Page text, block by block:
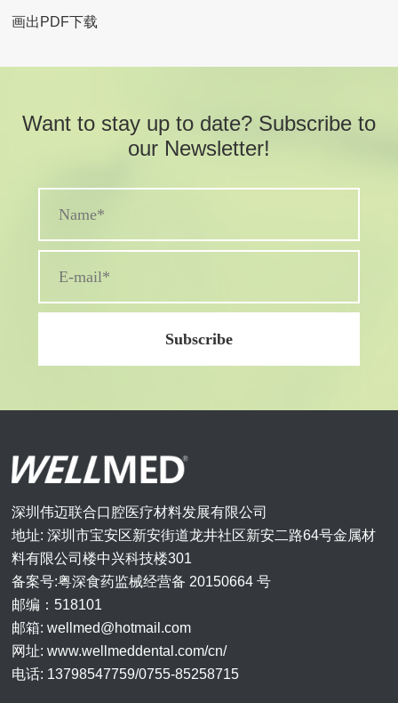
画出PDF下载
Want to stay up to date? Subscribe to
our Newsletter!
深圳伟迈联合口腔医疗材料发展有限公司
地址: 深圳市宝安区新安街道龙井社区新安二路64号金属材
料有限公司楼中兴科技楼301
备案号:粤深食药监械经营备 20150664 号
邮编：518101
邮箱: wellmed@hotmail.com
网址: www.wellmeddental.com/cn/
电话: 13798547759/0755-85258715